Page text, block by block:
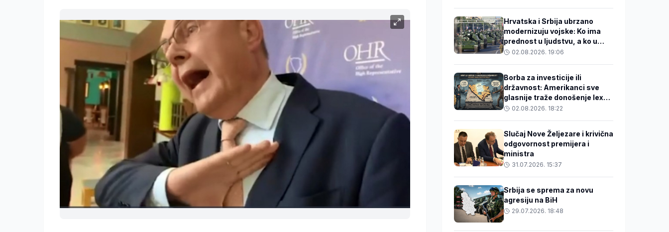
Hrvatska i Srbija ubrzano
modernizuju vojske: Ko ima
prednost u ljudstvu, a ko u
tehnologiji?
02.08.2026. 19:06
Borba za investicije ili
državnost: Amerikanci sve
glasnije traže donošenje lex
specialisa o državnoj imovini
02.08.2026. 18:22
Slučaj Nove Željezare i krivična
odgovornost premijera i
ministra
31.07.2026. 15:37
Srbija se sprema za novu
agresiju na BiH
29.07.2026. 18:48